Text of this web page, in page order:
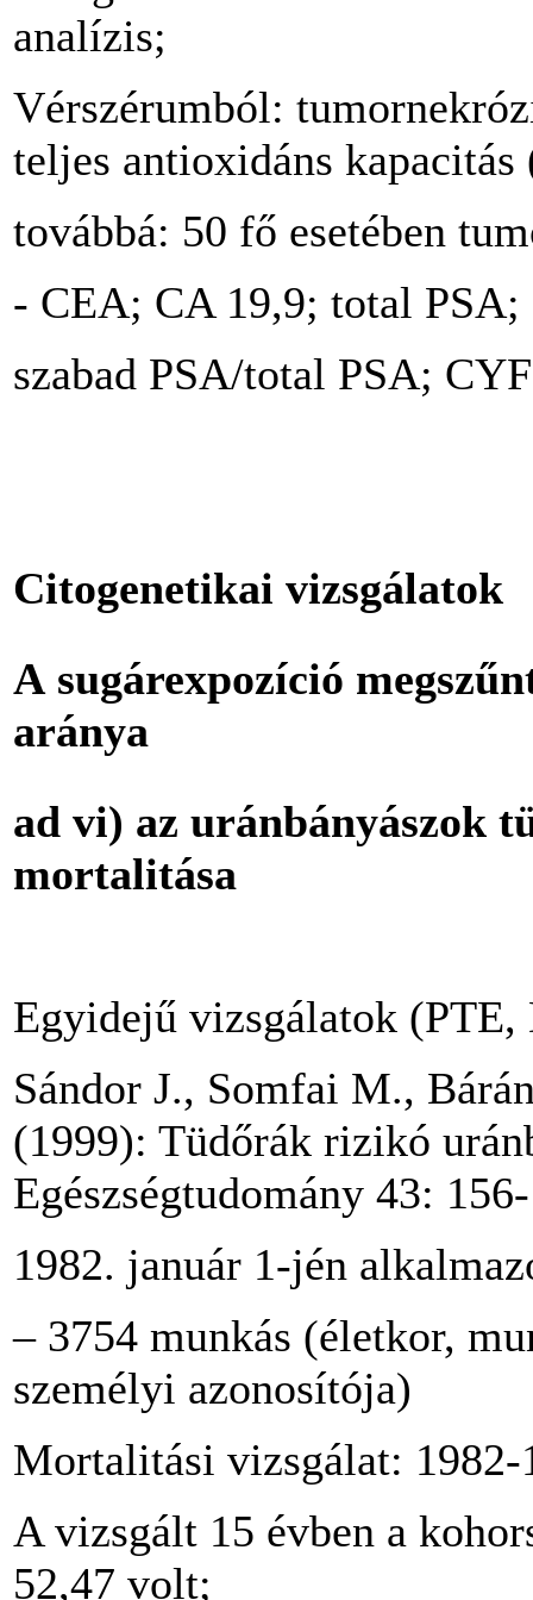
analízis;
Vérszérumból:
teljes antioxidáns kapacitás
továbbá: 50 fő esetében
- CEA; CA 19,9; total PSA;
szabad PSA/total PSA;
Citogenetikai vizsgálatok
A sugárexpozíció
aránya
ad vi) az uránbányászok
mortalitása
Egyidejű vizsgálatok
Sándor J., Somfai M.,
(1999): Tüdőrák rizikó
Egészségtudomány 43:
1982. január 1-jén
– 3754 munkás (életkor,
személyi azonosítója)
Mortalitási vizsgálat:
A vizsgált 15 évben a
52,47 volt;